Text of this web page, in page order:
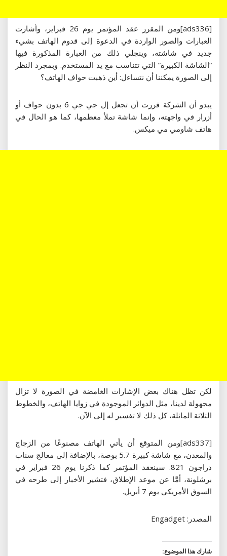
[ads336]ومن المقرر عقد المؤتمر يوم 26 فبراير، وأشارت
العبارات والصور الواردة في الدعوة إلى قدوم الهاتف بشيء
جديد في شاشته، وينجلي ذلك من العبارة المذكورة فيها
“الشاشة الكبيرة” التي تتناسب مع يد المستخدم. وبمجرد النظر
إلى الصورة يمكننا أن نتساءل: أين ذهبت حواف الهاتف؟
يبدو أن الشركة قررت أن تجعل إل جي جي 6 بدون حواف أو
أزرار في واجهته، وإنما شاشة تملأ معظمها، كما هو الحال في
هاتف شاومي مي ميكس.
لكن تظل هناك بعض الإشارات الغامضة في الصورة لا تزال
مجهولة لدينا، مثل الدوائر الموجودة في زوايا الهاتف، والخطوط
الثلاثة المائلة، كل ذلك لا تفسير له إلى الآن.
[ads337]ومن المتوقع أن يأتي الهاتف مصنوعًا من الزجاج
والمعدن، مع شاشة كبيرة 5.7 بوصة، بالإضافة إلى معالج سناب
دراجون 821. سينعقد المؤتمر كما ذكرنا يوم 26 فبراير في
برشلونة، أمَّا عن موعد الإطلاق، فتشير الأخبار إلى طرحه في
السوق الأمريكي يوم 7 أبريل.
المصدر: Engadget
شارك هذا الموضوع: